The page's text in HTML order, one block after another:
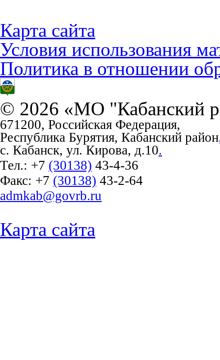
Карта сайта
Условия использования
Политика в отношении
© 2026 «МО "Кабанский
671200, Российская Федерация,
Республика Бурятия, Кабанский район
с. Кабанск, ул. Кирова, д.10.
Тел.: +7 (30138) 43-4-36
Факс: +7 (30138) 43-2-64
admkab@govrb.ru
Карта сайта